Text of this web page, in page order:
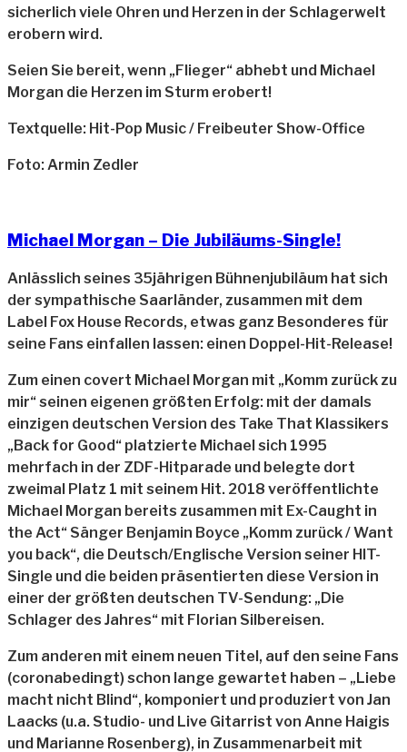
sicherlich viele Ohren und Herzen in der Schlagerwelt
erobern wird.
Seien Sie bereit, wenn „Flieger“ abhebt und Michael
Morgan die Herzen im Sturm erobert!
Textquelle: Hit-Pop Music / Freibeuter Show-Office
Foto: Armin Zedler
Michael Morgan – Die Jubiläums-Single!
Anlässlich seines 35jährigen Bühnenjubiläum hat sich
der sympathische Saarländer, zusammen mit dem
Label Fox House Records, etwas ganz Besonderes für
seine Fans einfallen lassen: einen Doppel-Hit-Release!
Zum einen covert Michael Morgan mit „Komm zurück zu
mir“ seinen eigenen größten Erfolg: mit der damals
einzigen deutschen Version des Take That Klassikers
„Back for Good“ platzierte Michael sich 1995
mehrfach in der ZDF-Hitparade und belegte dort
zweimal Platz 1 mit seinem Hit. 2018 veröffentlichte
Michael Morgan bereits zusammen mit Ex-Caught in
the Act“ Sänger Benjamin Boyce „Komm zurück / Want
you back“, die Deutsch/Englische Version seiner HIT-
Single und die beiden präsentierten diese Version in
einer der größten deutschen TV-Sendung: „Die
Schlager des Jahres“ mit Florian Silbereisen.
Zum anderen mit einem neuen Titel, auf den seine Fans
(coronabedingt) schon lange gewartet haben – „Liebe
macht nicht Blind“, komponiert und produziert von Jan
Laacks (u.a. Studio- und Live Gitarrist von Anne Haigis
und Marianne Rosenberg), in Zusammenarbeit mit